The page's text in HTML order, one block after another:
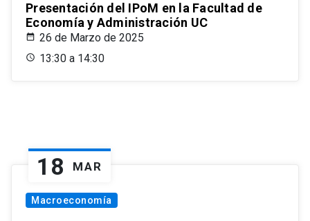
Presentación del IPoM en la Facultad de
Economía y Administración UC
26 de Marzo de 2025
13:30 a 14:30
18 MAR
Macroeconomía